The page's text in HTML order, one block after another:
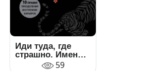
Иди туда, где
страшно. Именно
там ты обретешь
59